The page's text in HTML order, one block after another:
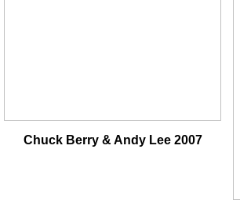
Chuck Berry & Andy Lee 2007